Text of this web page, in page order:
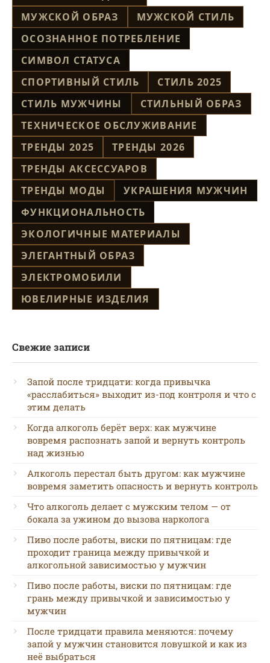
МУЖСКОЙ ОБРАЗ
МУЖСКОЙ СТИЛЬ
ОСОЗНАННОЕ ПОТРЕБЛЕНИЕ
СИМВОЛ СТАТУСА
СПОРТИВНЫЙ СТИЛЬ
СТИЛЬ 2025
СТИЛЬ МУЖЧИНЫ
СТИЛЬНЫЙ ОБРАЗ
ТЕХНИЧЕСКОЕ ОБСЛУЖИВАНИЕ
ТРЕНДЫ 2025
ТРЕНДЫ 2026
ТРЕНДЫ АКСЕССУАРОВ
ТРЕНДЫ МОДЫ
УКРАШЕНИЯ МУЖЧИН
ФУНКЦИОНАЛЬНОСТЬ
ЭКОЛОГИЧНЫЕ МАТЕРИАЛЫ
ЭЛЕГАНТНЫЙ ОБРАЗ
ЭЛЕКТРОМОБИЛИ
ЮВЕЛИРНЫЕ ИЗДЕЛИЯ
Свежие записи
Запой после тридцати: когда привычка
«расслабиться» выходит из-под контроля и что с
этим делать
Когда алкоголь берёт верх: как мужчине
вовремя распознать запой и вернуть контроль
над жизнью
Алкоголь перестал быть другом: как мужчине
вовремя заметить опасность и вернуть контроль
Что алкоголь делает с мужским телом — от
бокала за ужином до вызова нарколога
Пиво после работы, виски по пятницам: где
проходит граница между привычкой и
алкогольной зависимостью у мужчин
Пиво после работы, виски по пятницам: где
грань между привычкой и зависимостью у
мужчин
После тридцати правила меняются: почему
запой у мужчин становится ловушкой и как из
неё выбраться